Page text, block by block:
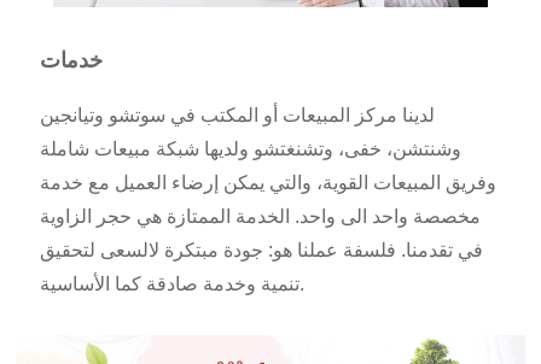
خدمات
لدينا مركز المبيعات أو المكتب في سوتشو وتيانجين
وشنتشن، خفى، وتشنغتشو ولديها شبكة مبيعات شاملة
وفريق المبيعات القوية، والتي يمكن إرضاء العميل مع خدمة
مخصصة واحد الى واحد. الخدمة الممتازة هي حجر الزاوية
في تقدمنا. فلسفة عملنا هو: جودة مبتكرة لالسعى لتحقيق
تنمية وخدمة صادقة كما الأساسية.